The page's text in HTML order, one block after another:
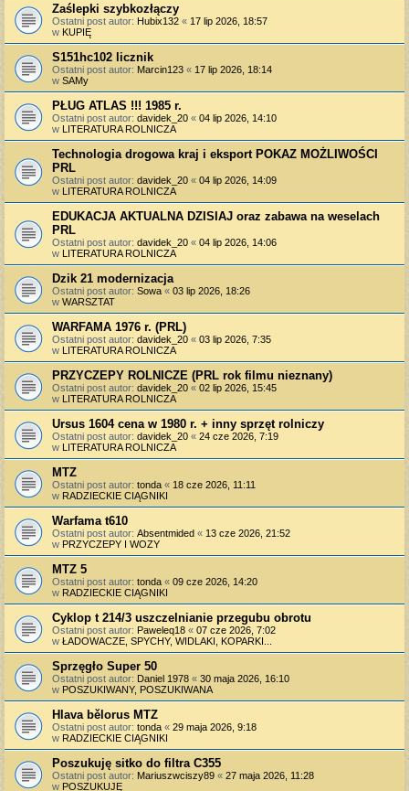
Zaślepki szybkozłączy
Ostatni post autor: Hubix132 « 17 lip 2026, 18:57
w KUPIĘ
S151hc102 licznik
Ostatni post autor: Marcin123 « 17 lip 2026, 18:14
w SAMy
PŁUG ATLAS !!! 1985 r.
Ostatni post autor: davidek_20 « 04 lip 2026, 14:10
w LITERATURA ROLNICZA
Technologia drogowa kraj i eksport POKAZ MOŻLIWOŚCI
PRL
Ostatni post autor: davidek_20 « 04 lip 2026, 14:09
w LITERATURA ROLNICZA
EDUKACJA AKTUALNA DZISIAJ oraz zabawa na weselach
PRL
Ostatni post autor: davidek_20 « 04 lip 2026, 14:06
w LITERATURA ROLNICZA
Dzik 21 modernizacja
Ostatni post autor: Sowa « 03 lip 2026, 18:26
w WARSZTAT
WARFAMA 1976 r. (PRL)
Ostatni post autor: davidek_20 « 03 lip 2026, 7:35
w LITERATURA ROLNICZA
PRZYCZEPY ROLNICZE (PRL rok filmu nieznany)
Ostatni post autor: davidek_20 « 02 lip 2026, 15:45
w LITERATURA ROLNICZA
Ursus 1604 cena w 1980 r. + inny sprzęt rolniczy
Ostatni post autor: davidek_20 « 24 cze 2026, 7:19
w LITERATURA ROLNICZA
MTZ
Ostatni post autor: tonda « 18 cze 2026, 11:11
w RADZIECKIE CIĄGNIKI
Warfama t610
Ostatni post autor: Absentmided « 13 cze 2026, 21:52
w PRZYCZEPY I WOZY
MTZ 5
Ostatni post autor: tonda « 09 cze 2026, 14:20
w RADZIECKIE CIĄGNIKI
Cyklop t 214/3 uszczelnianie przegubu obrotu
Ostatni post autor: Paweleq18 « 07 cze 2026, 7:02
w ŁADOWACZE, SPYCHY, WIDLAKI, KOPARKI...
Sprzęgło Super 50
Ostatni post autor: Daniel 1978 « 30 maja 2026, 16:10
w POSZUKIWANY, POSZUKIWANA
Hlava bělorus MTZ
Ostatni post autor: tonda « 29 maja 2026, 9:18
w RADZIECKIE CIĄGNIKI
Poszukuję sitko do filtra C355
Ostatni post autor: Mariuszwciszy89 « 27 maja 2026, 11:28
w POSZUKUJĘ